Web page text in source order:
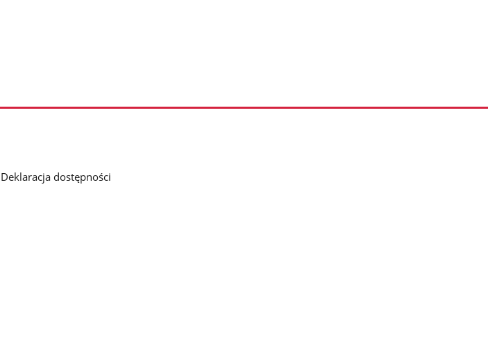
Deklaracja dostępności